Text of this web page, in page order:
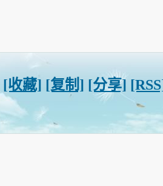
[收藏] [复制] [分享]